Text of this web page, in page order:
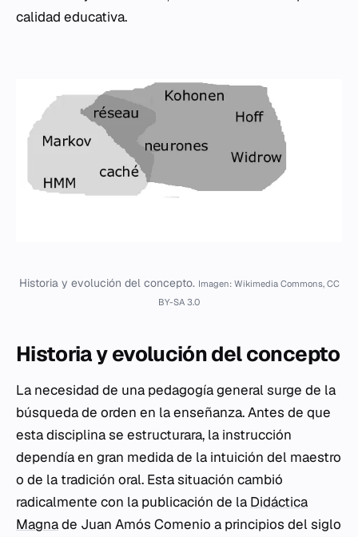
calidad educativa.
Historia y evolución del concepto. Imagen: Wikimedia Commons, CC
BY-SA 3.0
Historia y evolución del concepto
La necesidad de una pedagogía general surge de la
búsqueda de orden en la enseñanza. Antes de que
esta disciplina se estructurara, la instrucción
dependía en gran medida de la intuición del maestro
o de la tradición oral. Esta situación cambió
radicalmente con la publicación de la Didáctica
Magnade Juan Amós Comenio a principios del siglo